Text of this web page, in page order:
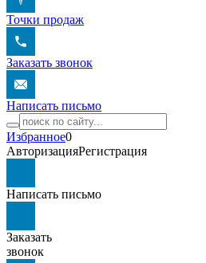
Точки продаж
Заказать звонок
Написать письмо
Избранное0
АвторизацияРегистрация
Написать письмо
Заказать
звонок